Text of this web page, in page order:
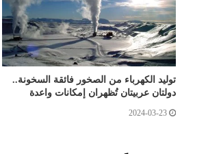
توليد الكهرباء من الصخور فائقة السخونة..
دولتان عربيتان تُظهران إمكانات واعدة
2024-03-23